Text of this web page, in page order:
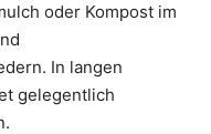
oder Kompost im
In langen
gelegentlich